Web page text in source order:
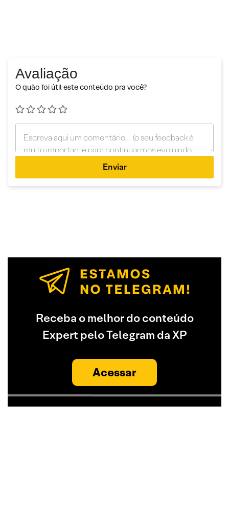
Avaliação
O quão foi útil este conteúdo pra você?
Enviar
Receba o melhor do conteúdo
Expert pelo Telegram da XP
Acessar